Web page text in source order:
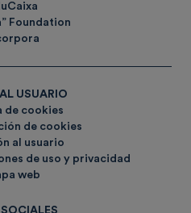
Foundation
USUARIO
de cookies
de cookies
al usuario
de uso y privacidad
web